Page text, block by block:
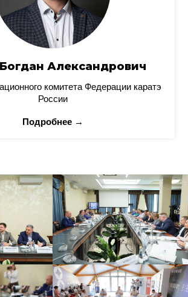
Александрович
комитета Федерации каратэ
России
Подробнее →